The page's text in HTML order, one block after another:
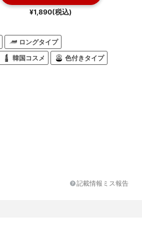
¥1,890(税込)
ロングタイプ
韓国コスメ 色付きタイプ
記載情報ミス報告